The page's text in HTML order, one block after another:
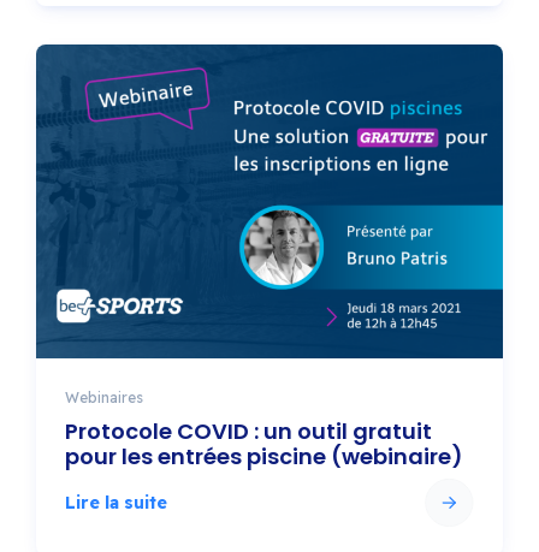
Webinaires
Protocole COVID : un outil gratuit
pour les entrées piscine (webinaire)
Lire la suite